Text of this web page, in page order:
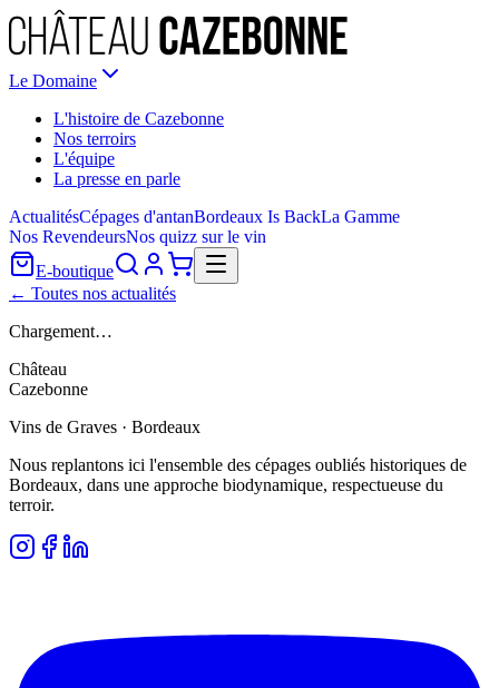
Le Domaine
L'histoire de Cazebonne
Nos terroirs
L'équipe
La presse en parle
ActualitésCépages d'antanBordeaux Is BackLa Gamme
Nos RevendeursNos quizz sur le vin
E-boutique
← Toutes nos actualités
Chargement…
Château
Cazebonne
Vins de Graves · Bordeaux
Nous replantons ici l'ensemble des cépages oubliés historiques de
Bordeaux, dans une approche biodynamique, respectueuse du
terroir.